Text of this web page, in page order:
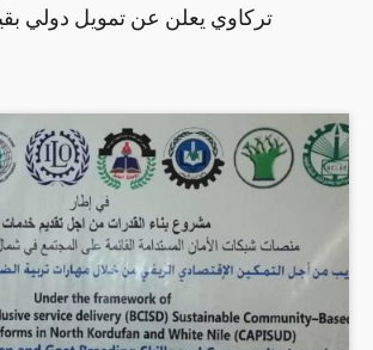
تركاوي يعلن عن تمويل دولي بقيمة 77